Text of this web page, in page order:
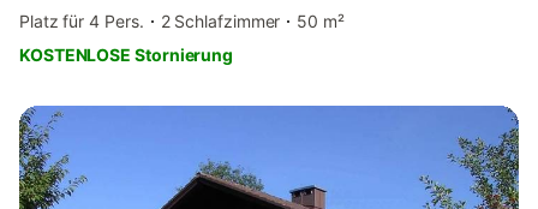
Platz für 4 Pers.
2 Schlafzimmer
50 m²
KOSTENLOSE Stornierung